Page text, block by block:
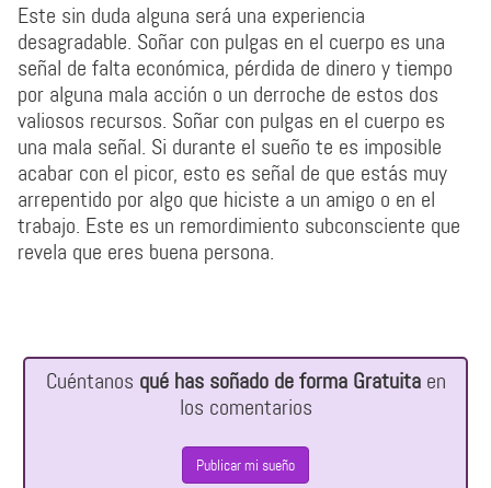
Este sin duda alguna será una experiencia
desagradable. Soñar con pulgas en el cuerpo es una
señal de falta económica, pérdida de dinero y tiempo
por alguna mala acción o un derroche de estos dos
valiosos recursos. Soñar con pulgas en el cuerpo es
una mala señal. Si durante el sueño te es imposible
acabar con el picor, esto es señal de que estás muy
arrepentido por algo que hiciste a un amigo o en el
trabajo. Este es un remordimiento subconsciente que
revela que eres buena persona.
Cuéntanos qué has soñado de forma Gratuitaen
los comentarios
Publicar mi sueño